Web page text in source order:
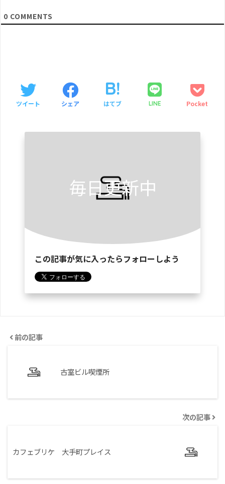
0 COMMENTS
ツイート シェア はてブ LINE Pocket
毎日更新中
この記事が気に入ったらフォローしよう
前の記事
古室ビル喫煙所
次の記事
カフェブリケ 大手町プレイス